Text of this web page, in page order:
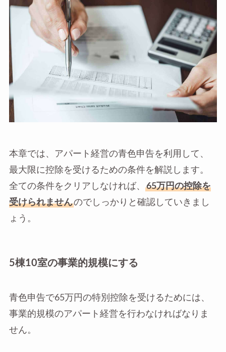
本章では、アパート経営の青色申告を利用して、
最大限に控除を受けるための条件を解説します。
全ての条件をクリアしなければ、
65万円の控除を
受けられませんのでしっかりと確認していきまし
ょう。
5棟10室の事業的規模にする
青色申告で65万円の特別控除を受けるためには、
事業的規模のアパート経営を行わなければなりま
せん。